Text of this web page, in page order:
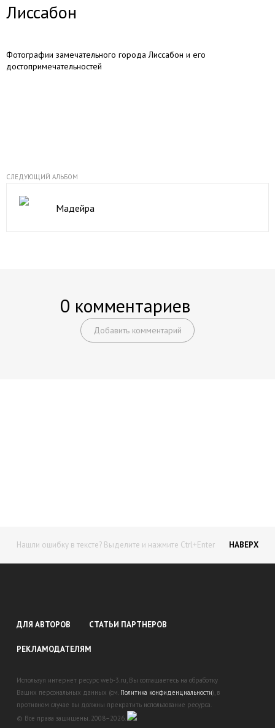
Лиссабон
Фотографии замечательного города Лиссабон и его
достопримечательностей
СЛЕДУЮЩИЙ АЛЬБОМ
Мадейра
0 комментариев
Добавить комментарий
Нашли ошибку в тексте? Выделите и нажмите Ctrl+Enter НАВЕРХ
ДЛЯ АВТОРОВ СТАТЬИ ПАРТНЕРОВ
РЕКЛАМОДАТЕЛЯМ
Используя интернет ресурс web-3.ru, Вы соглашаетесь на обработку
Ваших персональных данных (см. Политика конфиденциальности), в
противном случае вы должны прекратить использование ресурса.
© Все права защищены. 2008–2026.